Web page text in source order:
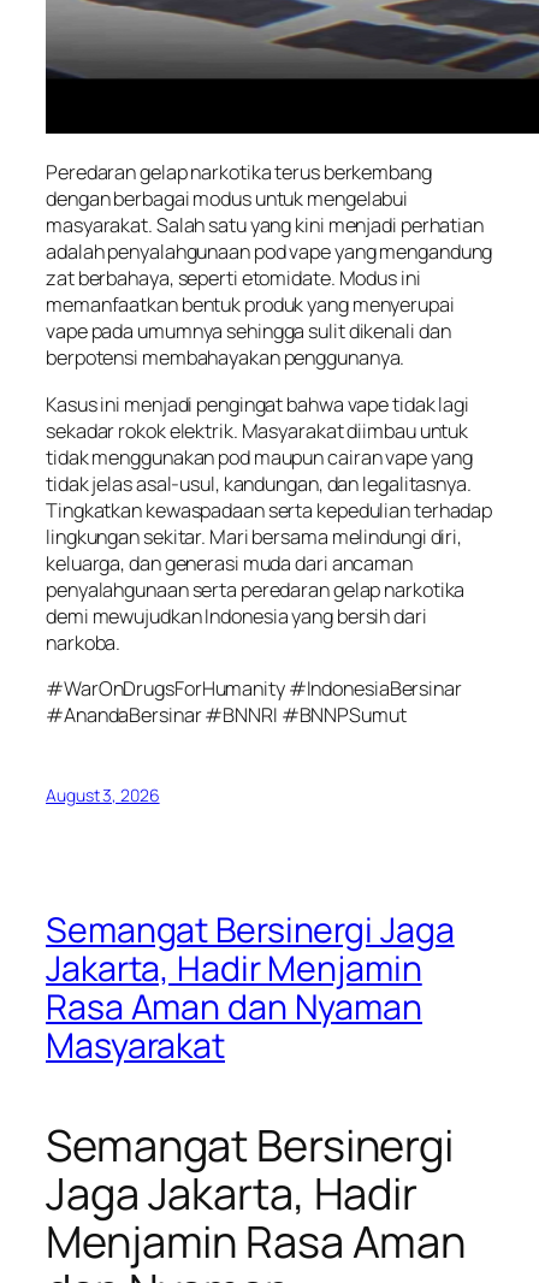
Peredaran gelap narkotika terus berkembang
dengan berbagai modus untuk mengelabui
masyarakat. Salah satu yang kini menjadi perhatian
adalah penyalahgunaan pod vape yang mengandung
zat berbahaya, seperti etomidate. Modus ini
memanfaatkan bentuk produk yang menyerupai
vape pada umumnya sehingga sulit dikenali dan
berpotensi membahayakan penggunanya.
Kasus ini menjadi pengingat bahwa vape tidak lagi
sekadar rokok elektrik. Masyarakat diimbau untuk
tidak menggunakan pod maupun cairan vape yang
tidak jelas asal-usul, kandungan, dan legalitasnya.
Tingkatkan kewaspadaan serta kepedulian terhadap
lingkungan sekitar. Mari bersama melindungi diri,
keluarga, dan generasi muda dari ancaman
penyalahgunaan serta peredaran gelap narkotika
demi mewujudkan Indonesia yang bersih dari
narkoba.
#WarOnDrugsForHumanity #IndonesiaBersinar
#AnandaBersinar #BNNRI #BNNPSumut
August 3, 2026
Semangat Bersinergi Jaga
Jakarta, Hadir Menjamin
Rasa Aman dan Nyaman
Masyarakat
Semangat Bersinergi
Jaga Jakarta, Hadir
Menjamin Rasa Aman